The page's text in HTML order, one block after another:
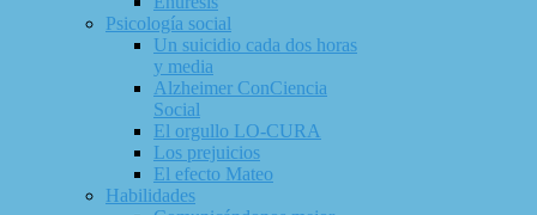
Psicología social
Un suicidio cada dos horas
y media
Alzheimer ConCiencia
Social
El orgullo LO-CURA
Los prejuicios
El efecto Mateo
Habilidades